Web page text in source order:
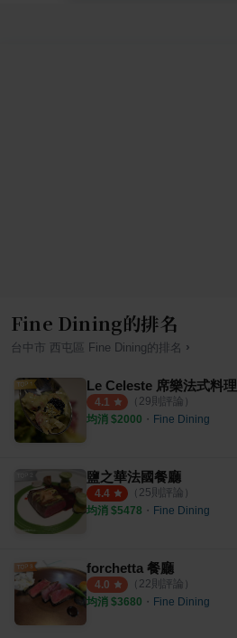
Fine Dining的排名
台中市 西屯區 Fine Dining的排名 ›
Le Celeste 席樂法式料理
4.1 （ 29則評論）
均消 $2000 ・ Fine Dining
鹽之華法國餐廳
4.4 （ 25則評論）
均消 $5478 ・ Fine Dining
forchetta 餐廳
4.0 （ 22則評論）
均消 $3680 ・ Fine Dining